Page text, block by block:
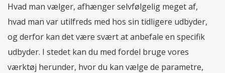
Hvad man vælger, afhænger selvfølgelig meget af,
hvad man var utilfreds med hos sin tidligere udbyder,
og derfor kan det være svært at anbefale en specifik
udbyder. I stedet kan du med fordel bruge vores
værktøj herunder, hvor du kan vælge de parametre,